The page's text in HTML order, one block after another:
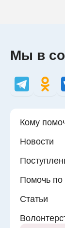
Мы в
Кому
Новости
Помочь
Статьи